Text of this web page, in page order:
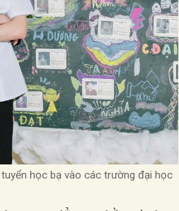
học bạ vào các trường đại học